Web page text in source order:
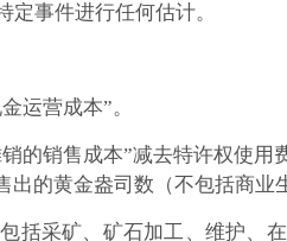
事件进行任何估计。
运营成本”。
的销售成本”减去特许权使
的黄金盎司数（不包括商业
括采矿、矿石加工、维护、